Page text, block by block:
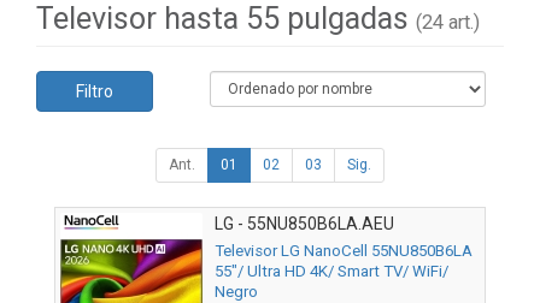
Televisor hasta 55 pulgadas (24 art.)
Filtro
Ant. 01 02 03 Sig.
LG - 55NU850B6LA.AEU
Televisor LG NanoCell 55NU850B6LA
55"/ Ultra HD 4K/ Smart TV/ WiFi/
Negro